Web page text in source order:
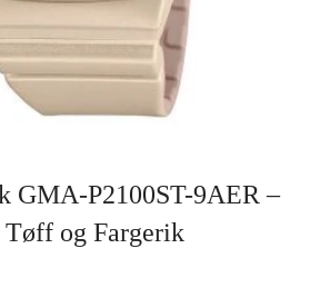
GMA-P2100ST-9AER –
og Fargerik